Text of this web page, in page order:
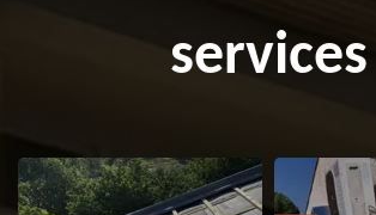
services